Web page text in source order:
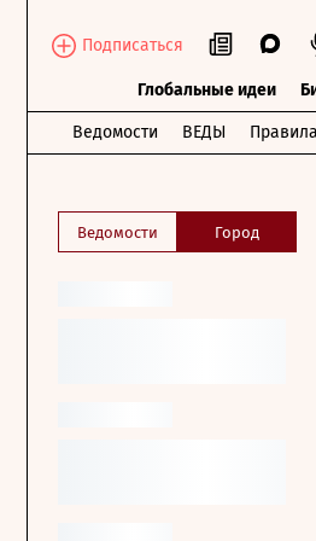
Подписаться
Глобальные идеи
Ведомости ВЕДЫ
Ведомости Город